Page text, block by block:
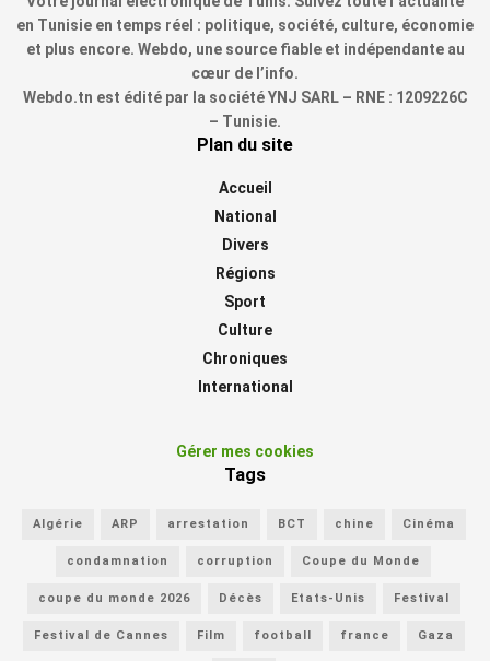
en Tunisie en temps réel : politique, société, culture, économie
et plus encore. Webdo, une source fiable et indépendante au
cœur de l’info.
Webdo.tn est édité par la société YNJ SARL – RNE : 1209226C
– Tunisie.
Plan du site
Accueil
National
Divers
Régions
Sport
Culture
Chroniques
International
Gérer mes cookies
Tags
Algérie ARP arrestation BCT chine Cinéma
condamnation corruption Coupe du Monde
coupe du monde 2026 Décès Etats-Unis Festival
Festival de Cannes Film football france Gaza